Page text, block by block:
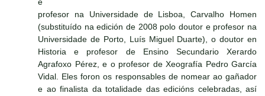
e
profesor na Universidade de Lisboa, Carvalho Homen
(substituído na edición de 2008 polo doutor e profesor na
Universidade de Porto, Luís Miguel Duarte), o doutor en
Historia e profesor de Ensino Secundario Xerardo
Agrafoxo Pérez, e o profesor de Xeografía Pedro García
Vidal. Eles foron os responsables de nomear ao gañador
e ao finalista da totalidade das edicións celebradas, así